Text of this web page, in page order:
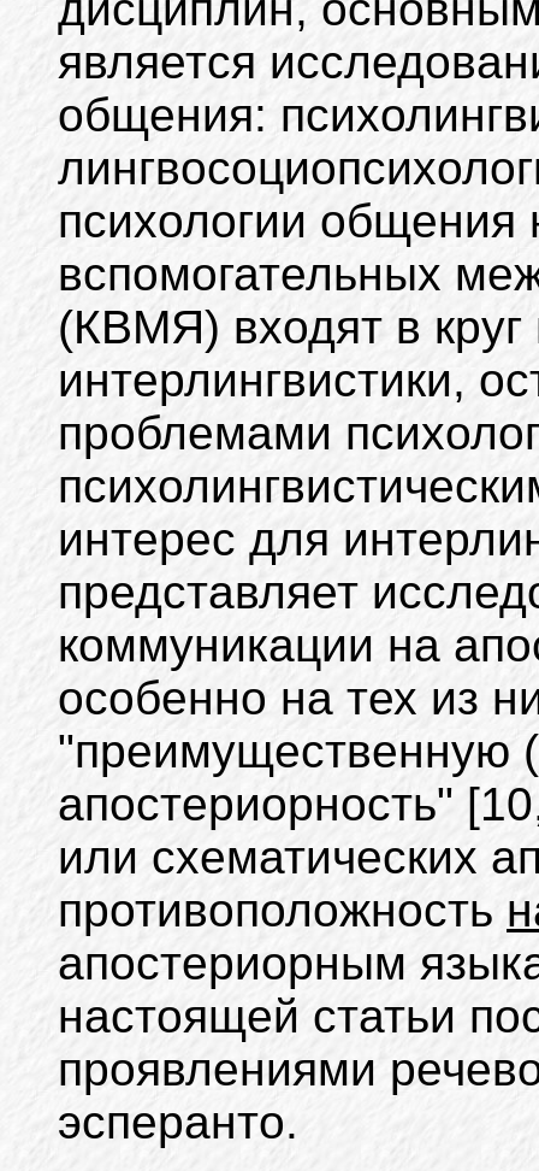
является
общения:
психологии общения
вспомогательных
(КВМЯ) входят в
интерлингвистики,
проблемами
интерес для
представляет
коммуникации на
особенно на тех из
"преимущественную
апостериорность"
или схематических
противоположность
апостериорным
настоящей статьи
проявлениями
эсперанто.